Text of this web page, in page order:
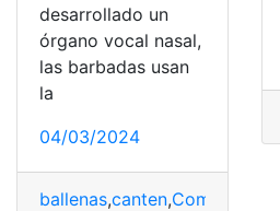
desarrollado un
órgano vocal nasal,
las barbadas usan
la
04/03/2024
ballenas,canten,Comunicación